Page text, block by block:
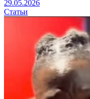
29.05.2026
Статьи